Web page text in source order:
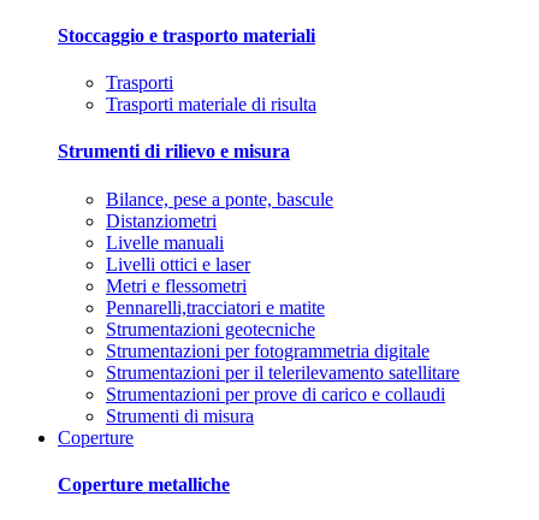
Stoccaggio e trasporto materiali
Trasporti
Trasporti materiale di risulta
Strumenti di rilievo e misura
Bilance, pese a ponte, bascule
Distanziometri
Livelle manuali
Livelli ottici e laser
Metri e flessometri
Pennarelli,tracciatori e matite
Strumentazioni geotecniche
Strumentazioni per fotogrammetria digitale
Strumentazioni per il telerilevamento satellitare
Strumentazioni per prove di carico e collaudi
Strumenti di misura
Coperture
Coperture metalliche